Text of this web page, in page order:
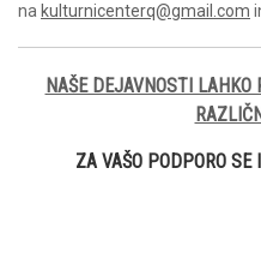
na kulturnicenterq@gmail.com
NAŠE DEJAVNOSTI
ZA VAŠO PODPORO